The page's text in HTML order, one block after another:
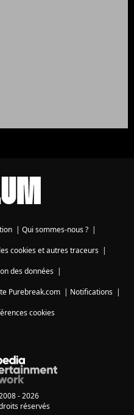
| Qui sommes-nous ? |
cookies et autres traceurs|
des données|
Purebreak.com | Notifications |
cookies
- 2026
réservés